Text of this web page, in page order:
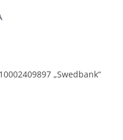
„Swedbank“